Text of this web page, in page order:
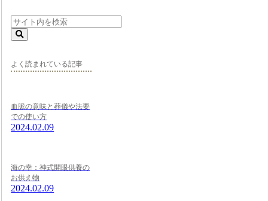
よく読まれている記事
血脈の意味と葬儀や法要
での使い方
2024.02.09
海の幸：神式開眼供養の
お供え物
2024.02.09